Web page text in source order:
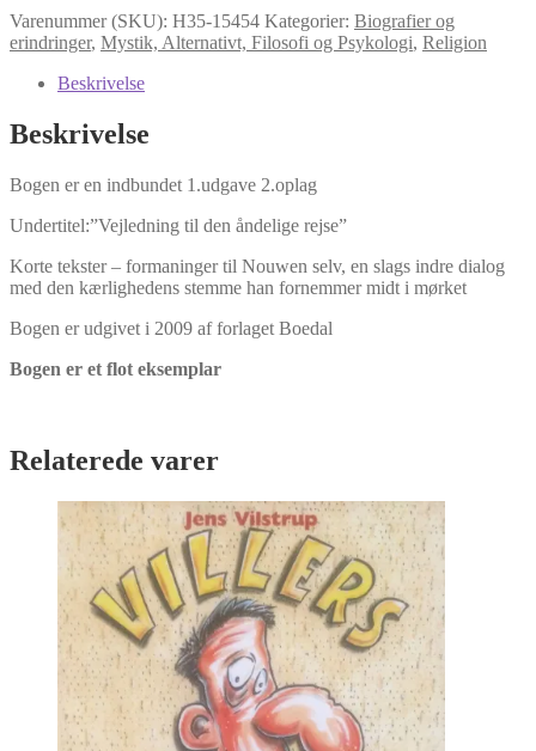
Varenummer (SKU): H35-15454 Kategorier: Biografier og
erindringer, Mystik, Alternativt, Filosofi og Psykologi, Religion
Beskrivelse
Beskrivelse
Bogen er en indbundet 1.udgave 2.oplag
Undertitel:”Vejledning til den åndelige rejse”
Korte tekster – formaninger til Nouwen selv, en slags indre dialog
med den kærlighedens stemme han fornemmer midt i mørket
Bogen er udgivet i 2009 af forlaget Boedal
Bogen er et flot eksemplar
Relaterede varer